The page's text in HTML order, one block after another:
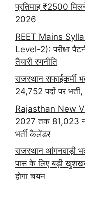
प्रतिमाह ₹2500
2026
REET Mains
Level-2): परीक्षा
तैयारी रणनीति
राजस्थान सफाईकर्मी
24,752 पदों पर भर्ती,
Rajasthan New
2027 तक 81,023
भर्ती कैलेंडर
राजस्थान आंगनवाड़ी
पास के लिए बड़ी
होगा चयन